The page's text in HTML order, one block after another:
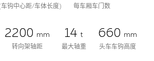
钩中心距/车体长度)
每车厢车门数
2200 mm
转向架轴距
14 t
最大轴重
660 mm
头车车钩高度